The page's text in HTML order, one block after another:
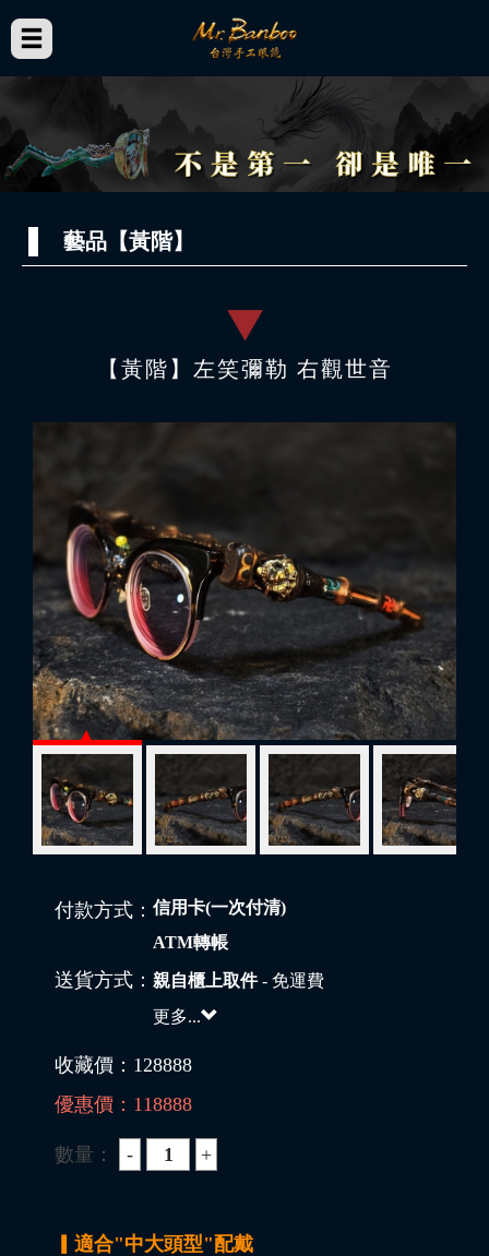
藝品【黃階】
【黃階】左笑彌勒 右觀世音
付款方式： 信用卡(一次付清)
ATM轉帳
送貨方式： 親自櫃上取件- 免運費
更多...
收藏價： 128888
優惠價： 118888
數量：
▎適合"中大頭型"配戴